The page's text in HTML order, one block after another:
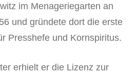
im Menageriegarten an
und gründete dort die erste
Presshefe und Kornspiritus.
erhielt er die Lizenz zur